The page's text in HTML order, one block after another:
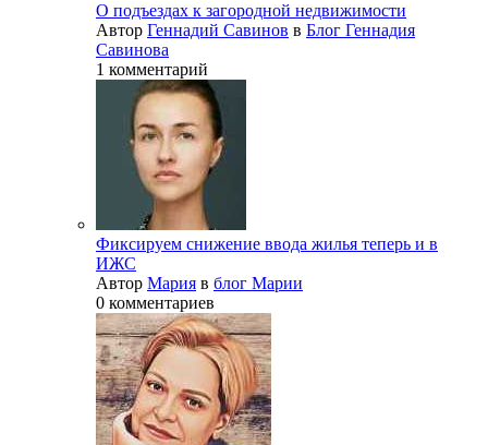
О подъездах к загородной недвижимости
Автор Геннадий Савинов в Блог Геннадия
Савинова
1 комментарий
Фиксируем снижение ввода жилья теперь и в
ИЖС
Автор Мария в блог Марии
0 комментариев